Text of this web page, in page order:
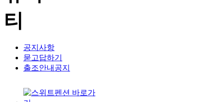
공지사항
묻고답하기
출조안내공지